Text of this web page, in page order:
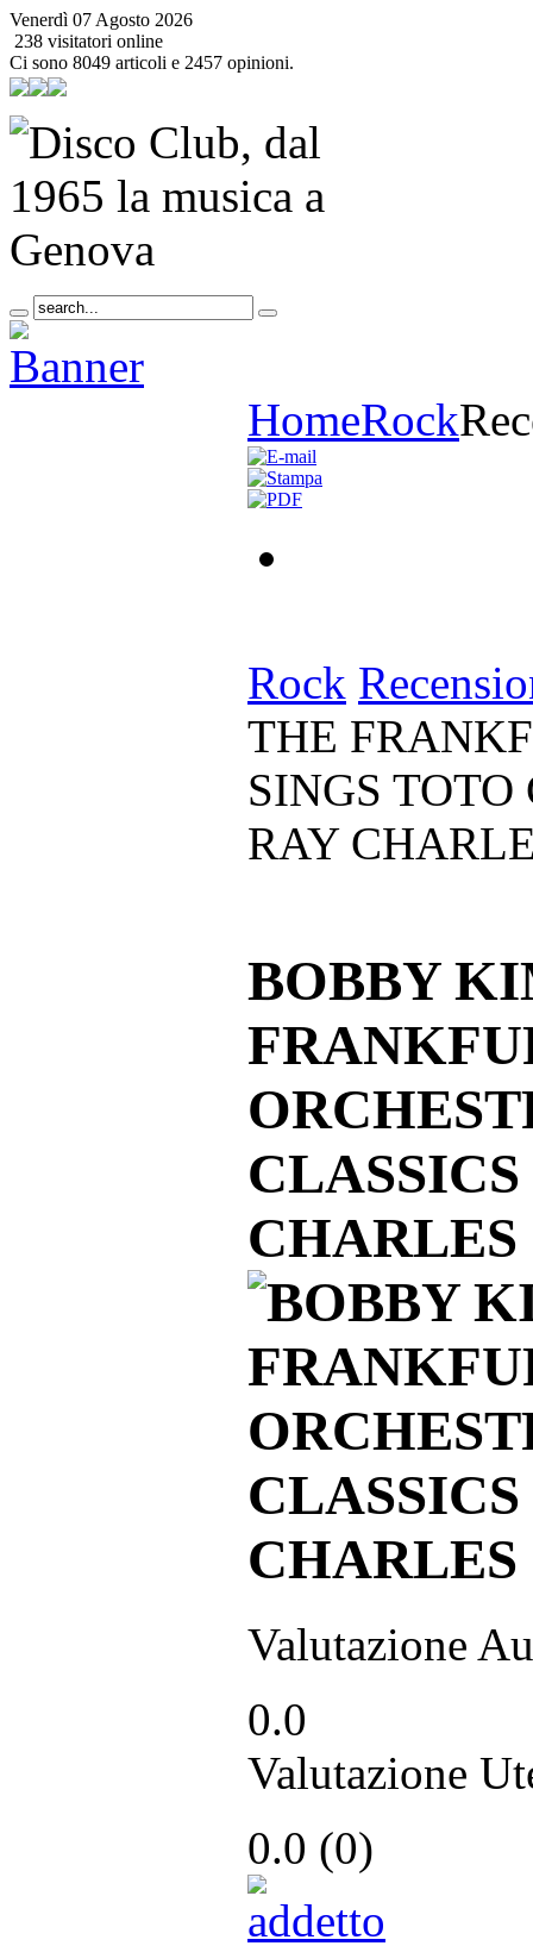
Venerdì 07 Agosto 2026
238 visitatori online
Ci sono 8049 articoli e 2457 opinioni.
HomeRock
Rock
THE
SINGS
RAY
BOBBY
CHARLES
Valutazione
0.0
Valutazione
0.0 (0)